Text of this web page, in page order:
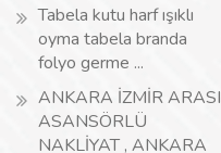
Tabela kutu harf ışıklı
oyma tabela branda
folyo germe ...
ANKARA İZMİR ARASI
ASANSÖRLÜ
NAKLİYAT , ANKARA